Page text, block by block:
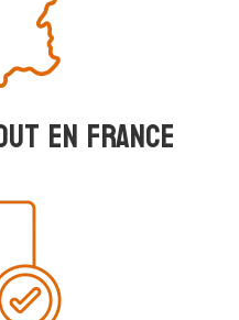
en france